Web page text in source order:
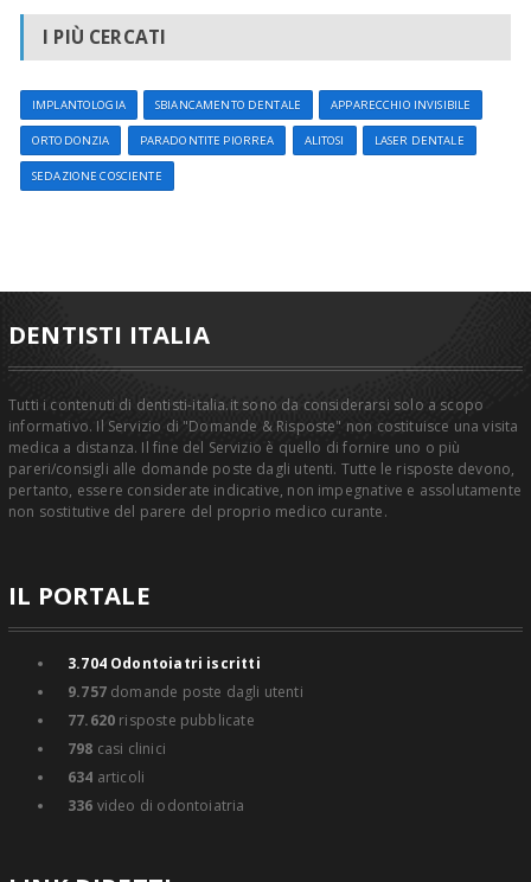
I PIÙ CERCATI
IMPLANTOLOGIA SBIANCAMENTO DENTALE APPARECCHIO INVISIBILE
ORTODONZIA PARADONTITE PIORREA ALITOSI LASER DENTALE
SEDAZIONE COSCIENTE
DENTISTI ITALIA
Tutti i contenuti di dentisti-italia.it sono da considerarsi solo a scopo
informativo. Il Servizio di "Domande & Risposte" non costituisce una visita
medica a distanza. Il fine del Servizio è quello di fornire uno o più
pareri/consigli alle domande poste dagli utenti. Tutte le risposte devono,
pertanto, essere considerate indicative, non impegnative e assolutamente
non sostitutive del parere del proprio medico curante.
IL PORTALE
3.704Odontoiatri iscritti
9.757domande poste dagli utenti
77.620 risposte pubblicate
798 casi clinici
634 articoli
336 video di odontoiatria